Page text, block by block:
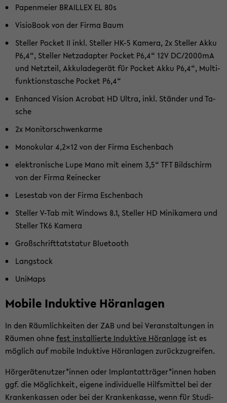
Pa­pen­mei­er BRAILLEX EL 80s
Vi­si­o­Book von der Firma Baum
Stel­ler Po­cket II inkl. Stel­ler HK-5 Ka­me­ra, 2x Stel­ler Akku
P6,4“, Stel­ler Netz­ad­ap­ter Po­cket P6,4“ 12V DC/2000mA
und Netz­teil, Ak­ku­la­de­ge­rät für Po­cket Akku P6,4“, Mul­ti­
funk­ti­ons­ta­sche Po­cket P6,4“
En­han­ced Vi­si­on Acro­bat HD Ultra, inkl. Stän­der und Ta­
sche
2x Mo­ni­tor­schwenk­ar­me
Mo­no­ku­lar 4,2x12 von der Firma Eschen­bach
elek­tro­ni­sche Lupe Mano mit einem 3,5“ TFT Bild­schirm
von der Firma Rei­ne­cker
Le­se­stab von der Firma Eschen­bach
Stel­ler V-Tab mit Win­dows 8.1, Stel­ler HD Mi­ni­ka­me­ra und
Stel­ler TK6 Ka­me­ra
Groß­schrift­tat­sta­tur Blue­tooth
Langstock
Uni­Maps
Mo­bi­le In­duk­ti­ve Hör­an­la­gen
In den Räum­lich­kei­ten der ZAB und bei Ver­an­stal­tun­gen in
Räu­men ohnefest in­stal­lier­te In­duk­ti­ve Hör­an­la­ge ist es
mög­lich auf mo­bi­le In­duk­ti­ve Hör­an­la­gen zu­rück­zu­grei­fen.
Hör­ge­rä­te­nut­zer*innen oder Im­plant­at­trä­ger*innen haben
ggf. die Mög­lich­keit, ei­ge­ne in­di­vi­du­el­le Hilfs­mit­tel bei der
Kran­ken­kas­sen oder bei der Kran­ken­kas­se, wenn für Stu­di­